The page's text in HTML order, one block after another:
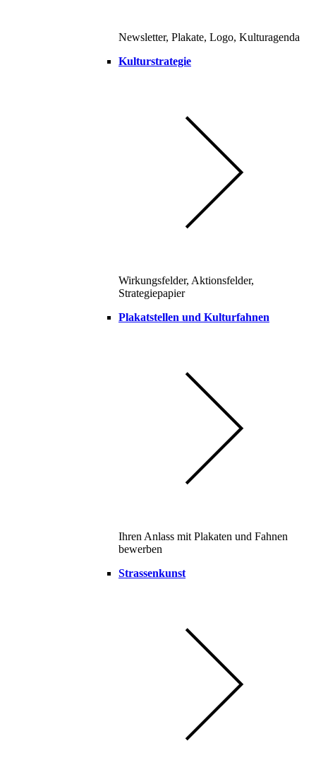
Newsletter, Plakate, Logo, Kulturagenda
Kulturstrategie
Wirkungsfelder, Aktionsfelder,
Strategiepapier
Plakatstellen und Kulturfahnen
Ihren Anlass mit Plakaten und Fahnen
bewerben
Strassenkunst